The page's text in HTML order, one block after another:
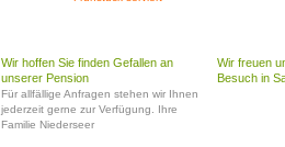
Wir hoffen Sie finden Gefallen an
unserer Pension
Für allfällige Anfragen stehen wir Ihnen
jederzeit gerne zur Verfügung. Ihre
Familie Niederseer
Wir freuen
Besuch in